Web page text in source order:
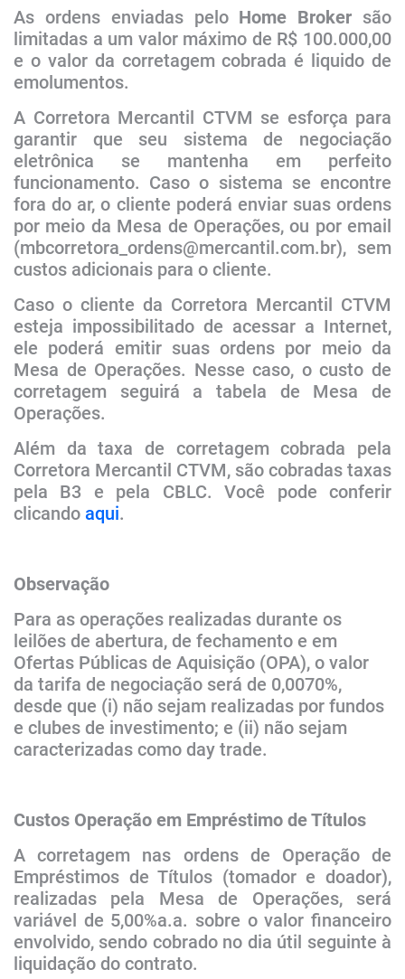
As ordens enviadas pelo Home Broker são
limitadas a um valor máximo de R$ 100.000,00
e o valor da corretagem cobrada é liquido de
emolumentos.
A Corretora Mercantil CTVM se esforça para
garantir que seu sistema de negociação
eletrônica se mantenha em perfeito
funcionamento. Caso o sistema se encontre
fora do ar, o cliente poderá enviar suas ordens
por meio da Mesa de Operações, ou por email
(mbcorretora_ordens@mercantil.com.br), sem
custos adicionais para o cliente.
Caso o cliente da Corretora Mercantil CTVM
esteja impossibilitado de acessar a Internet,
ele poderá emitir suas ordens por meio da
Mesa de Operações. Nesse caso, o custo de
corretagem seguirá a tabela de Mesa de
Operações.
Além da taxa de corretagem cobrada pela
Corretora Mercantil CTVM, são cobradas taxas
pela B3 e pela CBLC. Você pode conferir
clicando aqui.
Observação​
Para as operações realizadas durante os
leilões de abertura, de fechamento e em
Ofertas Públicas de Aquisição (OPA), o valor
da tarifa de negociação será de 0,0070%,
desde que (i) não sejam realizadas por fundos
e clubes de investimento; e (ii) não sejam
caracterizadas como day trade.
​Custos Operação em Empréstimo de Títulos
A corretagem nas ordens de Operação de
Empréstimos de Títulos (tomador e doador),
realizadas pela Mesa de Operações, será
variável de 5,00%a.a. sobre o valor financeiro
envolvido, sendo cobrado no dia útil seguinte à
liquidação do contrato.